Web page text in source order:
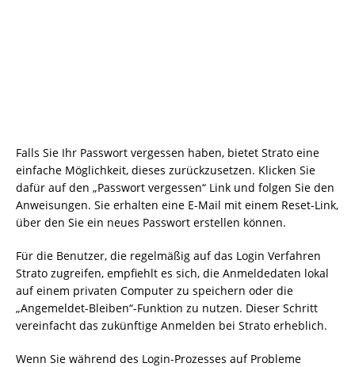
Falls Sie Ihr Passwort vergessen haben, bietet Strato eine
einfache Möglichkeit, dieses zurückzusetzen. Klicken Sie
dafür auf den „Passwort vergessen“ Link und folgen Sie den
Anweisungen. Sie erhalten eine E-Mail mit einem Reset-Link,
über den Sie ein neues Passwort erstellen können.
Für die Benutzer, die regelmäßig auf das Login Verfahren
Strato zugreifen, empfiehlt es sich, die Anmeldedaten lokal
auf einem privaten Computer zu speichern oder die
„Angemeldet-Bleiben“-Funktion zu nutzen. Dieser Schritt
vereinfacht das zukünftige Anmelden bei Strato erheblich.
Wenn Sie während des Login-Prozesses auf Probleme